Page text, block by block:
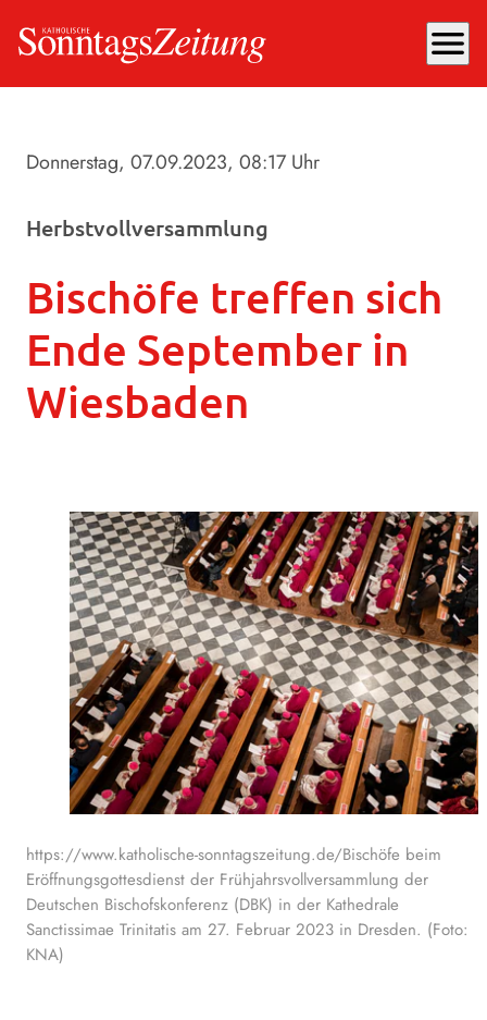
menu
Donnerstag, 07.09.2023, 08:17 Uhr
Herbstvollversammlung
Bischöfe treffen sich
Ende September in
Wiesbaden
https://www.katholische-sonntagszeitung.de/Bischöfe beim
Eröffnungsgottesdienst der Frühjahrsvollversammlung der
Deutschen Bischofskonferenz (DBK) in der Kathedrale
Sanctissimae Trinitatis am 27. Februar 2023 in Dresden. (Foto:
KNA)